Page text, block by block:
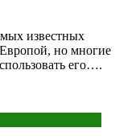
известных
но многие
его….